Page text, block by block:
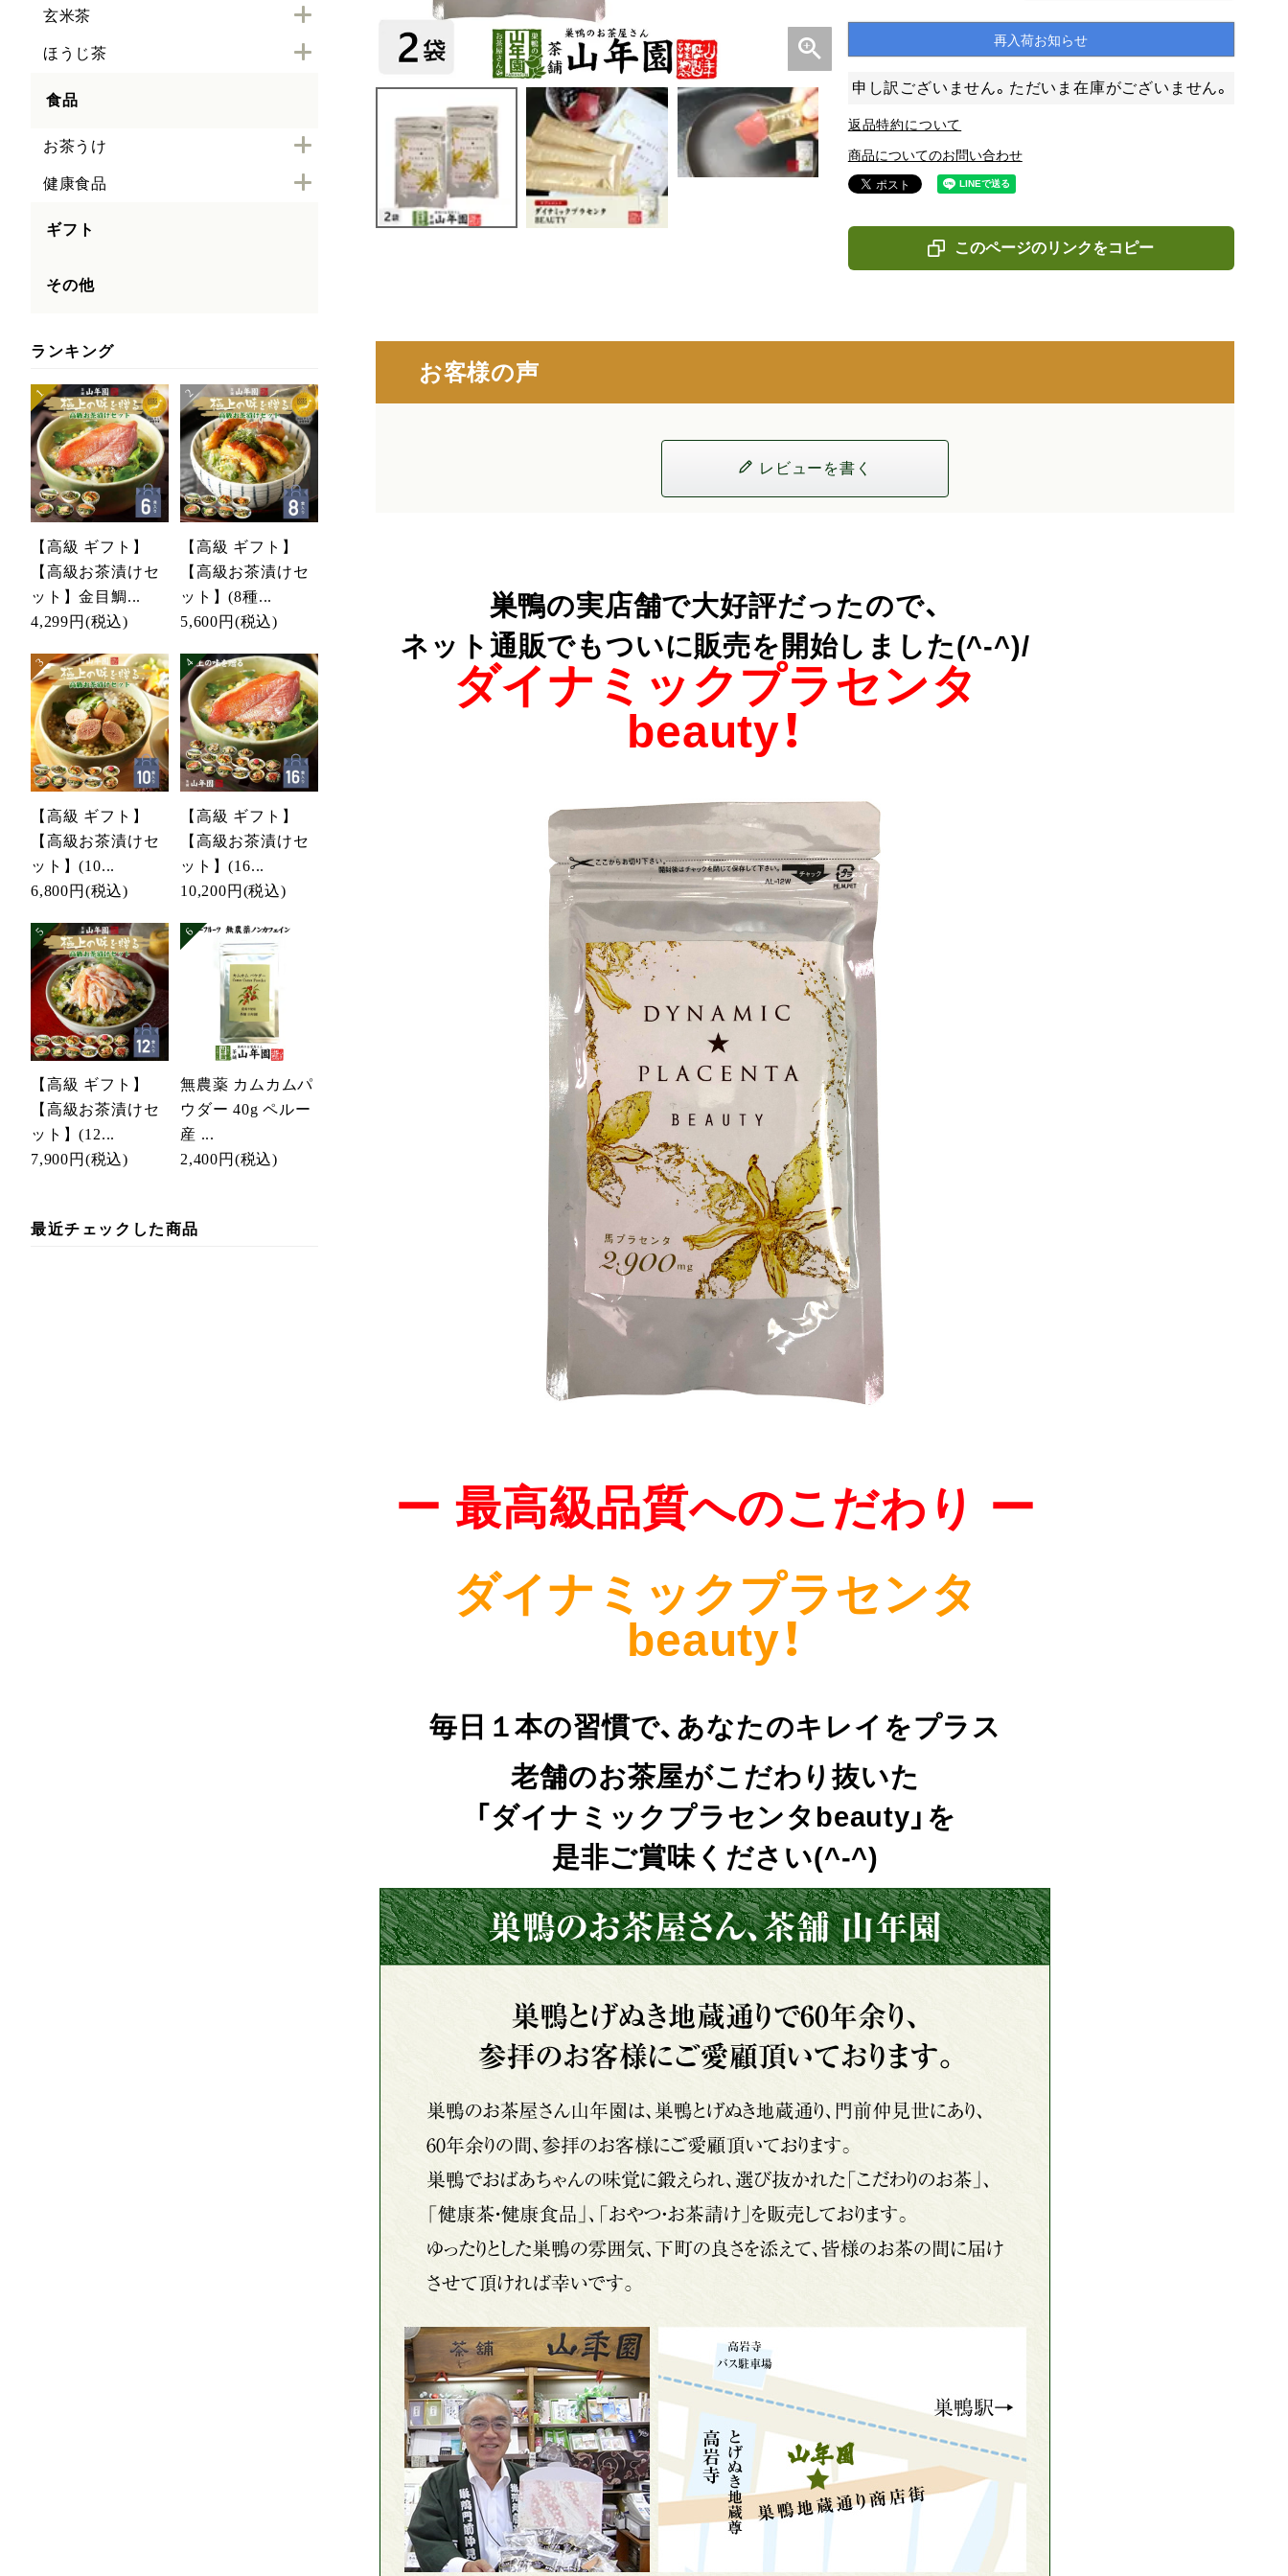
玄米茶
ほうじ茶
食品
お茶うけ
健康食品
ギフト
その他
ランキング
【高級 ギフト】
【高級お茶漬けセ
ット】金目鯛...
4,299円 (税込)
【高級 ギフト】
【高級お茶漬けセ
ット】(8種...
5,600円 (税込)
【高級 ギフト】
【高級お茶漬けセ
ット】(10...
6,800円 (税込)
【高級 ギフト】
【高級お茶漬けセ
ット】(16...
10,200円 (税込)
【高級 ギフト】
【高級お茶漬けセ
ット】(12...
7,900円 (税込)
無農薬 カムカムパ
ウダー 40g ペルー
産 ...
2,400円 (税込)
最近チェックした商品
再入荷お知らせ
申し訳ございません。ただいま在庫がございません。
返品特約について
商品についてのお問い合わせ
このページのリンクをコピー
お客様の声
レビューを書く
巣鴨の実店舗で大好評だったので、
ネット通販でもついに販売を開始しました(^-^)/
ダイナミックプラセンタ
beauty！
ー 最高級品質へのこだわり ー
ダイナミックプラセンタ
beauty！
毎日１本の習慣で、あなたのキレイをプラス
老舗のお茶屋がこだわり抜いた
「ダイナミックプラセンタbeauty」を
是非ご賞味ください(^-^)